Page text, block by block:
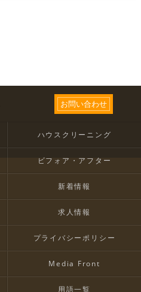
お問い合わせ
ハウスクリーニング
ビフォア・アフター
新着情報
求人情報
プライバシーポリシー
Media Front
用語一覧